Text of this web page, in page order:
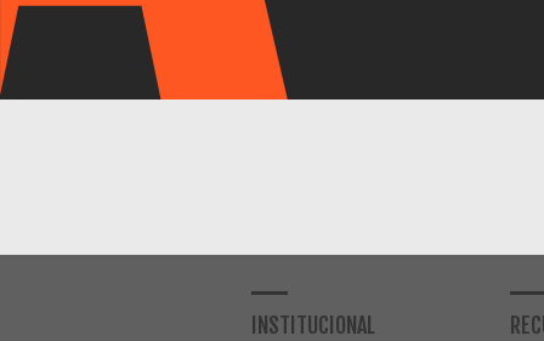
INSTITUCIONAL